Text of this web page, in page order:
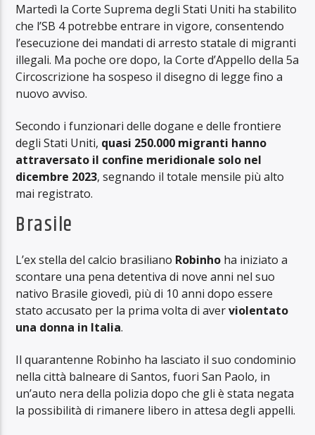
Martedì la Corte Suprema degli Stati Uniti ha stabilito
che l’SB 4 potrebbe entrare in vigore, consentendo
l’esecuzione dei mandati di arresto statale di migranti
illegali. Ma poche ore dopo, la Corte d’Appello della 5a
Circoscrizione ha sospeso il disegno di legge fino a
nuovo avviso.
Secondo i funzionari delle dogane e delle frontiere
degli Stati Uniti, quasi 250.000 migranti hanno
attraversato il confine meridionale solo nel
dicembre 2023, segnando il totale mensile più alto
mai registrato.
Brasile
L’ex stella del calcio brasiliano Robinho ha iniziato a
scontare una pena detentiva di nove anni nel suo
nativo Brasile giovedì, più di 10 anni dopo essere
stato accusato per la prima volta di averviolentato
una donna in Italia.
Il quarantenne Robinho ha lasciato il suo condominio
nella città balneare di Santos, fuori San Paolo, in
un’auto nera della polizia dopo che gli è stata negata
la possibilità di rimanere libero in attesa degli appelli.